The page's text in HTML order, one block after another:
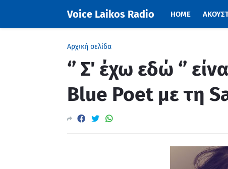
Voice Laikos Radio HOME
Αρχική σελίδα
‘’ Σ΄ έχω εδώ ‘’
Blue Poet με τη